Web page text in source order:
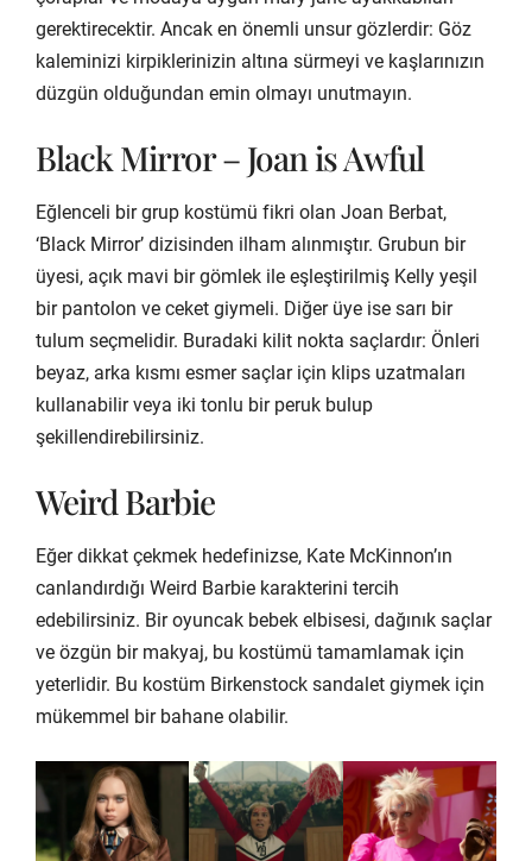
gerektirecektir. Ancak en önemli unsur gözlerdir: Göz
kaleminizi kirpiklerinizin altına sürmeyi ve kaşlarınızın
düzgün olduğundan emin olmayı unutmayın.
Black Mirror – Joan is Awful
Eğlenceli bir grup kostümü fikri olan Joan Berbat,
‘Black Mirror’ dizisinden ilham alınmıştır. Grubun bir
üyesi, açık mavi bir gömlek ile eşleştirilmiş Kelly yeşil
bir pantolon ve ceket giymeli. Diğer üye ise sarı bir
tulum seçmelidir. Buradaki kilit nokta saçlardır: Önleri
beyaz, arka kısmı esmer saçlar için klips uzatmaları
kullanabilir veya iki tonlu bir peruk bulup
şekillendirebilirsiniz.
Weird Barbie
Eğer dikkat çekmek hedefinizse, Kate McKinnon’ın
canlandırdığı Weird Barbie karakterini tercih
edebilirsiniz. Bir oyuncak bebek elbisesi, dağınık saçlar
ve özgün bir makyaj, bu kostümü tamamlamak için
yeterlidir. Bu kostüm Birkenstock sandalet giymek için
mükemmel bir bahane olabilir.